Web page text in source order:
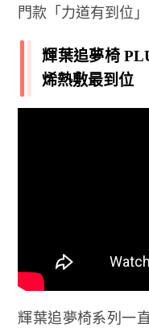
門款「力道有到位
輝葉追夢椅
烯熱敷最到位
輝葉追夢椅系列一